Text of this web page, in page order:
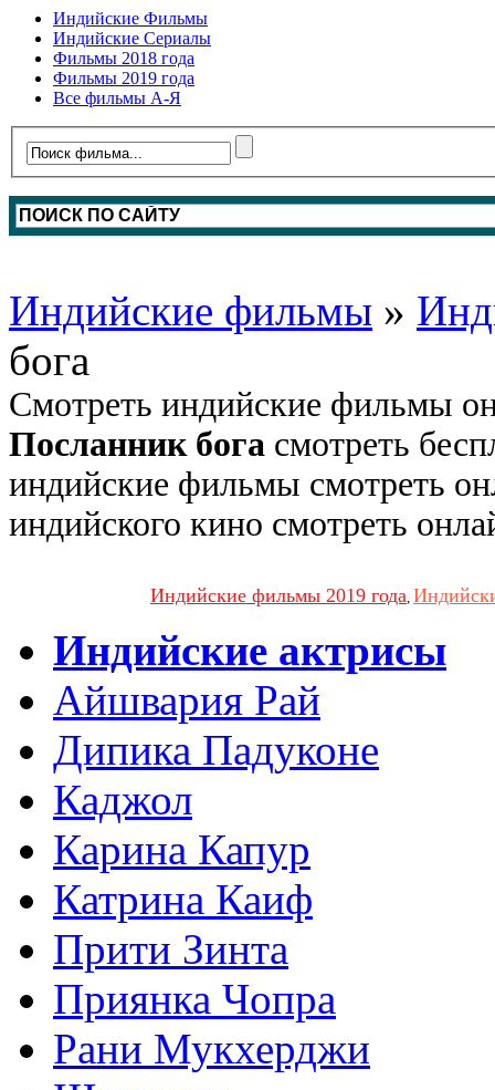
Индийские Фильмы
Индийские Сериалы
Фильмы 2018 года
Фильмы 2019 года
Все фильмы А-Я
Индийские фильмы »
бога
Смотреть индийские фильмы
Посланник бога смотреть
индийские фильмы смотреть
индийского кино смотреть
Индийские фильмы 2019 года
Индийские актрисы
Айшвария Рай
Дипика Падуконе
Каджол
Карина Капур
Катрина Каиф
Прити Зинта
Приянка Чопра
Рани Мукхерджи